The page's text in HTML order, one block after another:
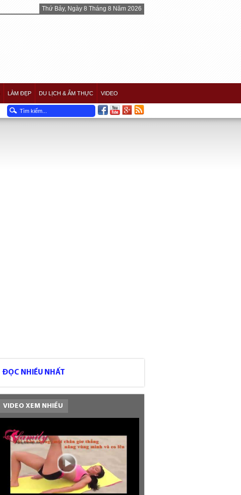
Thứ Bảy, Ngày 8 Tháng 8 Năm 2026
LÀM ĐẸP DU LỊCH & ẨM THỰC VIDEO
ĐỌC NHIỀU NHẤT
VIDEO XEM NHIỀU